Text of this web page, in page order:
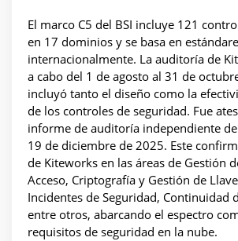
El marco C5 del BSI incluye 121
en 17 dominios y se basa en
internacionalmente. La auditoría de
a cabo del 1 de agosto al 31 de
incluyó tanto el diseño como la
de los controles de seguridad. Fue
informe de auditoría independiente de
19 de diciembre de 2025. Este
de Kiteworks en las áreas de Gestión
Acceso, Criptografía y Gestión de
Incidentes de Seguridad, Continuidad
entre otros, abarcando el espectro
requisitos de seguridad en la nube.